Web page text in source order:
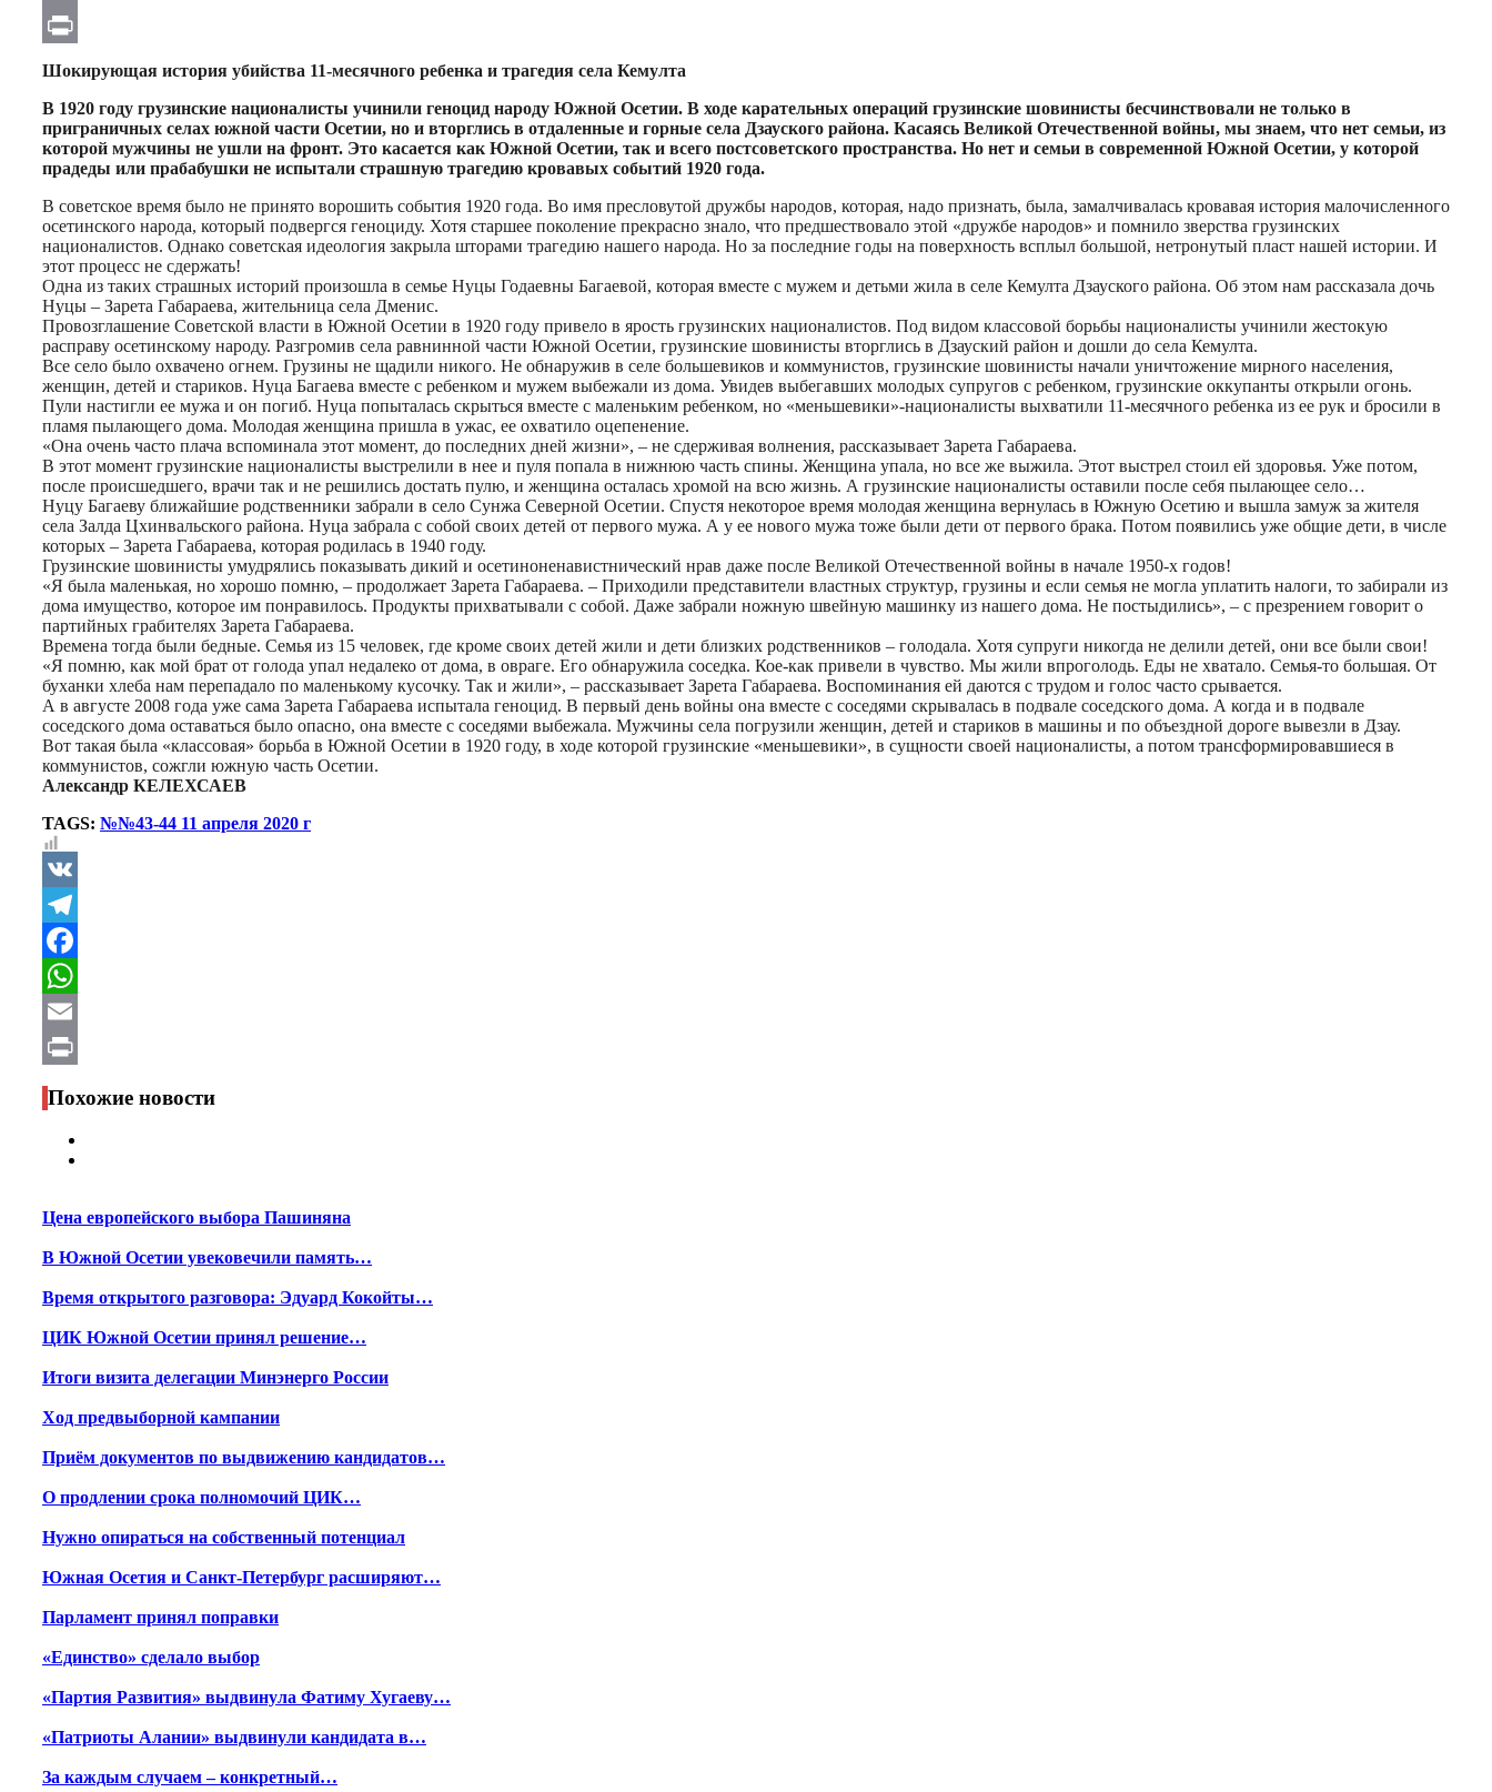
Email
Print
Шокирующая история убийства 11-месячного ребенка и трагедия села Кемулта
В 1920 году грузинские националисты учинили геноцид народу Южной Осетии. В ходе карательных операций грузинские шовинисты бесчинствовали не только в
приграничных селах южной части Осетии, но и вторглись в отдаленные и горные села Дзауского района. Касаясь Великой Отечественной войны, мы знаем, что нет семьи, из
которой мужчины не ушли на фронт. Это касается как Южной Осетии, так и всего постсоветского пространства. Но нет и семьи в современной Южной Осетии, у которой
прадеды или прабабушки не испытали страшную трагедию кровавых событий 1920 года.
В советское время было не принято ворошить события 1920 года. Во имя пресловутой дружбы народов, которая, надо признать, была, замалчивалась кровавая история малочисленного
осетинского народа, который подвергся геноциду. Хотя старшее поколение прекрасно знало, что предшествовало этой «дружбе народов» и помнило зверства грузинских
националистов. Однако советская идеология закрыла шторами трагедию нашего народа. Но за последние годы на поверхность всплыл большой, нетронутый пласт нашей истории. И
этот процесс не сдержать!
Одна из таких страшных историй произошла в семье Нуцы Годаевны Багаевой, которая вместе с мужем и детьми жила в селе Кемулта Дзауского района. Об этом нам рассказала дочь
Нуцы – Зарета Габараева, жительница села Дменис.
Провозглашение Советской власти в Южной Осетии в 1920 году привело в ярость грузинских националистов. Под видом классовой борьбы националисты учинили жестокую
расправу осетинскому народу. Разгромив села равнинной части Южной Осетии, грузинские шовинисты вторглись в Дзауский район и дошли до села Кемулта.
Все село было охвачено огнем. Грузины не щадили никого. Не обнаружив в селе большевиков и коммунистов, грузинские шовинисты начали уничтожение мирного населения,
женщин, детей и стариков. Нуца Багаева вместе с ребенком и мужем выбежали из дома. Увидев выбегавших молодых супругов с ребенком, грузинские оккупанты открыли огонь.
Пули настигли ее мужа и он погиб. Нуца попыталась скрыться вместе с маленьким ребенком, но «меньшевики»-националисты выхватили 11-месячного ребенка из ее рук и бросили в
пламя пылающего дома. Молодая женщина пришла в ужас, ее охватило оцепенение.
«Она очень часто плача вспоминала этот момент, до последних дней жизни», – не сдерживая волнения, рассказывает Зарета Габараева.
В этот момент грузинские националисты выстрелили в нее и пуля попала в нижнюю часть спины. Женщина упала, но все же выжила. Этот выстрел стоил ей здоровья. Уже потом,
после происшедшего, врачи так и не решились достать пулю, и женщина осталась хромой на всю жизнь. А грузинские националисты оставили после себя пылающее село…
Нуцу Багаеву ближайшие родственники забрали в село Сунжа Северной Осетии. Спустя некоторое время молодая женщина вернулась в Южную Осетию и вышла замуж за жителя
села Залда Цхинвальского района. Нуца забрала с собой своих детей от первого мужа. А у ее нового мужа тоже были дети от первого брака. Потом появились уже общие дети, в числе
которых – Зарета Габараева, которая родилась в 1940 году.
Грузинские шовинисты умудрялись показывать дикий и осетиноненавистнический нрав даже после Великой Отечественной войны в начале 1950-х годов!
«Я была маленькая, но хорошо помню, – продолжает Зарета Габараева. – Приходили представители властных структур, грузины и если семья не могла уплатить налоги, то забирали из
дома имущество, которое им понравилось. Продукты прихватывали с собой. Даже забрали ножную швейную машинку из нашего дома. Не постыдились», – с презрением говорит о
партийных грабителях Зарета Габараева.
Времена тогда были бедные. Семья из 15 человек, где кроме своих детей жили и дети близких родственников – голодала. Хотя супруги никогда не делили детей, они все были свои!
«Я помню, как мой брат от голода упал недалеко от дома, в овраге. Его обнаружила соседка. Кое-как привели в чувство. Мы жили впроголодь. Еды не хватало. Семья-то большая. От
буханки хлеба нам перепадало по маленькому кусочку. Так и жили», – рассказывает Зарета Габараева. Воспоминания ей даются с трудом и голос часто срывается.
А в августе 2008 года уже сама Зарета Габараева испытала геноцид. В первый день войны она вместе с соседями скрывалась в подвале соседского дома. А когда и в подвале
соседского дома оставаться было опасно, она вместе с соседями выбежала. Мужчины села погрузили женщин, детей и стариков в машины и по объездной дороге вывезли в Дзау.
Вот такая была «классовая» борьба в Южной Осетии в 1920 году, в ходе которой грузинские «меньшевики», в сущности своей националисты, а потом трансформировавшиеся в
коммунистов, сожгли южную часть Осетии.
Александр КЕЛЕХСАЕВ
TAGS: №№43-44 11 апреля 2020 г
VK
Telegram
Facebook
WhatsApp
Email
Print
Похожие новости
Цена европейского выбора Пашиняна
В Южной Осетии увековечили память…
Время открытого разговора: Эдуард Кокойты…
ЦИК Южной Осетии принял решение…
Итоги визита делегации Минэнерго России
Ход предвыборной кампании
Приём документов по выдвижению кандидатов…
О продлении срока полномочий ЦИК…
Нужно опираться на собственный потенциал
Южная Осетия и Санкт-Петербург расширяют…
Парламент принял поправки
«Единство» сделало выбор
«Партия Развития» выдвинула Фатиму Хугаеву…
«Патриоты Алании» выдвинули кандидата в…
За каждым случаем – конкретный…